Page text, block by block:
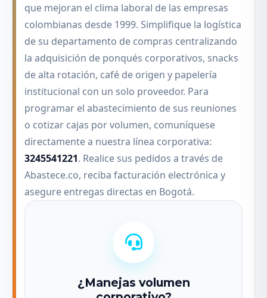
que mejoran el clima laboral de las empresas
colombianas desde 1999. Simplifique la logística
de su departamento de compras centralizando
la adquisición de ponqués corporativos, snacks
de alta rotación, café de origen y papelería
institucional con un solo proveedor. Para
programar el abastecimiento de sus reuniones
o cotizar cajas por volumen, comuníquese
directamente a nuestra línea corporativa:
3245541221. Realice sus pedidos a través de
Abastece.co, reciba facturación electrónica y
asegure entregas directas en Bogotá.
¿Manejas volumen